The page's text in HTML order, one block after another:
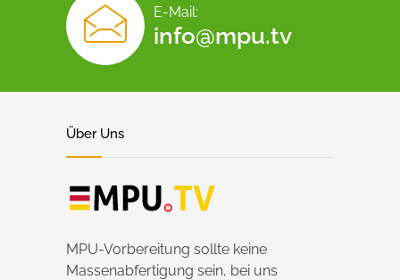
E-Mail:
info@mpu.tv
Über Uns
MPU-Vorbereitung sollte keine
Massenabfertigung sein, bei uns